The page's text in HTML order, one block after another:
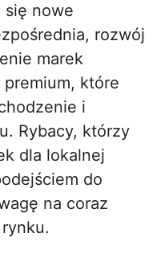
się nowe
rozwój
marek
które
i
Rybacy, którzy
dla lokalnej
do
na coraz